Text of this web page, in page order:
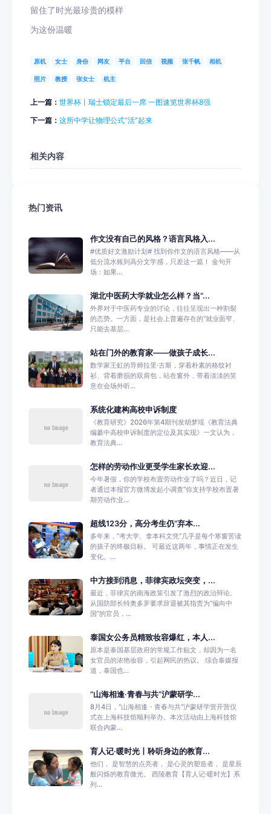
留住了时光最珍贵的模样
为这份温暖
原机 女士 身份 网友 平台 回信 视频 张千帆 相机
照片 教授 张女士 机主
上一篇： 世界杯丨瑞士锁定最后一席 一图速览世界杯8强
下一篇： 这所中学让物理公式“活”起来
相关内容
热门资讯
作文没有自己的风格？语言风格入...
#优质好文激励计划# 找到你作文的语言风格——从
低分流水账到高分文学感，只差这一篇！ 金句开
场：如果...
湖北中医药大学就业怎么样？当“...
外界对于中医药专业的讨论，往往呈现出一种割裂
的态势。一方面，是社会上普遍存在的“就业面窄、
只能去基层...
站在门外的教育家——做孩子成长...
数学家王虹的导师拉里·古斯，穿着朴素的格纹衬
衫、背着磨损的双肩包，站在窗外，带着淡淡的笑
意在会场外听...
系统化建构高校申诉制度
《教育研究》2026年第4期刊发胡梦瑶《教育法典
编纂中高校申诉制度的定位及其实现》一文认为，
教育法典...
怎样的劳动作业更受学生家长欢迎...
今年暑假，你的学校布置劳动作业了吗？近日，记
者通过本报官方微博发起小调查“你支持学校布置暑
期劳动作业...
超线123分，高分考生仍“弃本...
多年来，“考大学、拿本科文凭”几乎是每个寒窗苦读
的孩子的终极目标。 可最近这两年，事情正在发生
变化。...
中方接到消息，菲律宾政坛突变，...
最近，菲律宾的南海政策引发了激烈的政治辩论。
从国防部长特奥多罗要求辞退被其指责为“偏向中
国”的官员，...
泰国女公务员精致妆容爆红，本人...
原本是泰国基层政府的常规工作贴文，却因为一名
女官员的浓艳妆容，引起网民的热议。 综合泰媒报
道，泰国也...
“山海相逢·青春与共”沪蒙研学...
8月4日，“山海相逢・青春与共”沪蒙研学营开营仪
式在上海科技馆顺利举办。本次活动由上海科技馆
联合内蒙...
育人记·暖时光丨聆听身边的教育...
他们， 是智慧的点亮者， 是心灵的塑造者， 是星辰
般闪烁的教育微光。 西陵教育【育人记·暖时光】系
列...